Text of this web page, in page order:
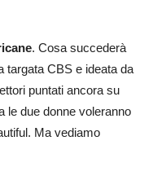
. Cosa succederà
targata CBS e ideata da
puntati ancora su
le due donne voleranno
Ma vediamo